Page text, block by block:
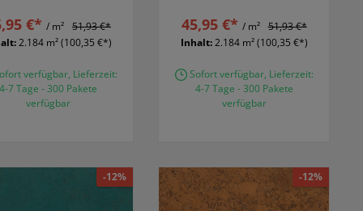
Wirklichkeit
€* / m² 51,93 €*
2.184 m²(100,35 €*)
verfügbar, Lieferzeit:
4-7 Tage - 300 Pakete
verfügbar
Wirklichkeit
45,95 €* / m² 51,93 €*
Inhalt:2.184 m²(100,35 €*)
Sofort verfügbar, Lieferzeit:
4-7 Tage - 300 Pakete
verfügbar
-12% -12%